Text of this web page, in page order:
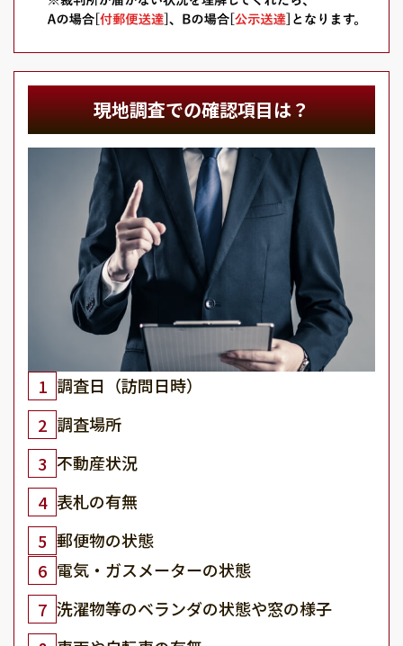
現地調査での確認項目は？
1 調査日（訪問日時）
2 調査場所
3 不動産状況
4 表札の有無
5 郵便物の状態
6 電気・ガスメーターの状態
7 洗濯物等のベランダの状態や窓の様子